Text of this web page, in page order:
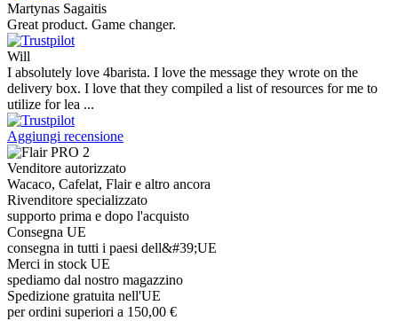
Martynas Sagaitis
Great product. Game changer.
Will
I absolutely love 4barista. I love the message they wrote on the
delivery box. I love that they compiled a list of resources for me to
utilize for lea ...
Aggiungi recensione
Venditore autorizzato
Wacaco, Cafelat, Flair e altro ancora
Rivenditore specializzato
supporto prima e dopo l'acquisto
Consegna UE
consegna in tutti i paesi dell&#39;UE
Merci in stock UE
spediamo dal nostro magazzino
Spedizione gratuita nell'UE
per ordini superiori a 150,00 €